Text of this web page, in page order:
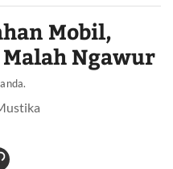
Mobil,
Ngawur